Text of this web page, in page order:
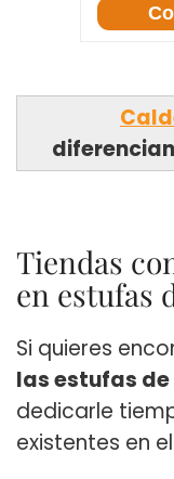
Tiendas
en estufas
Si quieres
las estufas de
dedicarle
existentes en